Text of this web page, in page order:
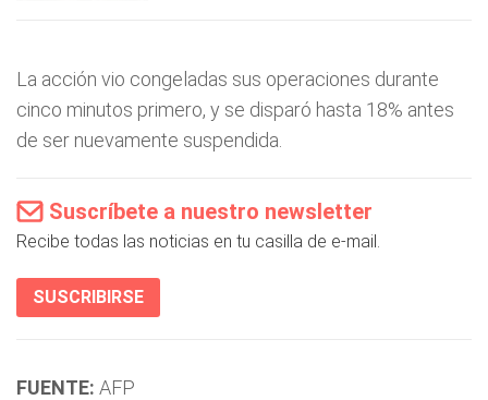
La acción vio congeladas sus operaciones durante
cinco minutos primero, y se disparó hasta 18% antes
de ser nuevamente suspendida.
Suscríbete a nuestro newsletter
Recibe todas las noticias en tu casilla de e-mail.
SUSCRIBIRSE
FUENTE: AFP